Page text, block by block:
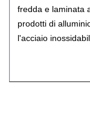
fredda e laminata
prodotti di
l'acciaio